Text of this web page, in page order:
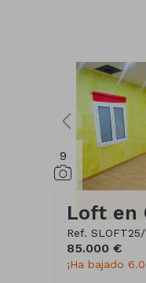
9
Loft en
Ref. SLOFT25/
85.000 €
¡Ha bajado